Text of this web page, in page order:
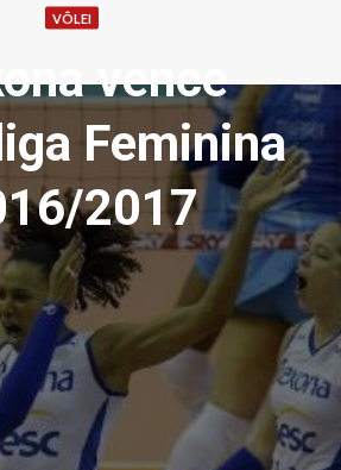
VÔLEI
vence
Feminina
2017